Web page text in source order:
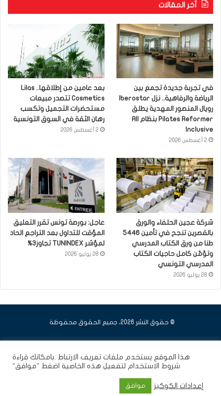
آخر المقالات
في تجربة جديدة تجمع بين
رويال المنصور المهدية يطلق
Pilates Reformer بنظام All
Inclusive
2 أغسطس 2026
بعد عامين من إطلاقها.. Lilas
Cosmetics تتصدر مبيعات
مستحضرات التجميل وتكسب
رهان الثقة في السوق التونسية
2 أغسطس 2026
شركة عجين الحلفاء والورق
بالقصرين تنجح في تأمين 5446
طنا من ورق الكتاب المدرسي
وتؤمّن كامل حاجيات الكتاب
المدرسي التونسي
28 يوليو 2026
عاجل: بورصة تونس تقرر التعليق
المؤقت للتداول بعد التراجع الحاد
لمؤشر TUNINDEX تجاوز3%
28 يوليو 2026
© حقوق النشر 2026، جميع الحقوق محفوظة
هذا الموقع يستخدم ملفات تعريف الارتباط .بامكانك قراءة
شروط الاستخدام لتفعيل هذه الخاصية اضغط "موافق"
إعدادات الكوكيز موافق